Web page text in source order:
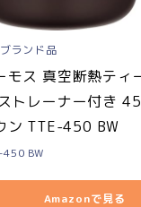
ランド品
モス 真空断熱ティ
トレーナー付き
ン TTE-450 BW
BW
Amazonで見る